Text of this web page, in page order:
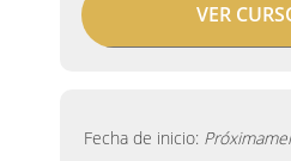
VER
Fecha de inicio: